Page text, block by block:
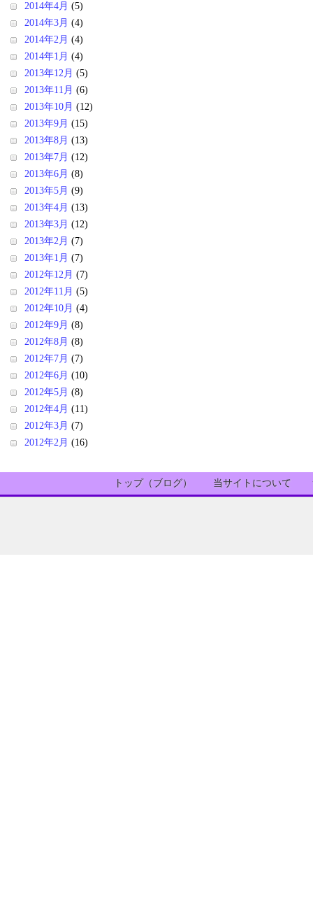
2014年4月 (5)
2014年3月 (4)
2014年2月 (4)
2014年1月 (4)
2013年12月 (5)
2013年11月 (6)
2013年10月 (12)
2013年9月 (15)
2013年8月 (13)
2013年7月 (12)
2013年6月 (8)
2013年5月 (9)
2013年4月 (13)
2013年3月 (12)
2013年2月 (7)
2013年1月 (7)
2012年12月 (7)
2012年11月 (5)
2012年10月 (4)
2012年9月 (8)
2012年8月 (8)
2012年7月 (7)
2012年6月 (10)
2012年5月 (8)
2012年4月 (11)
2012年3月 (7)
2012年2月 (16)
トップ（ブログ） 当サイトについて